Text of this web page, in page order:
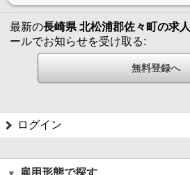
最新の長崎県 北松浦郡佐々町の求人
ールでお知らせを受け取る:
ログイン